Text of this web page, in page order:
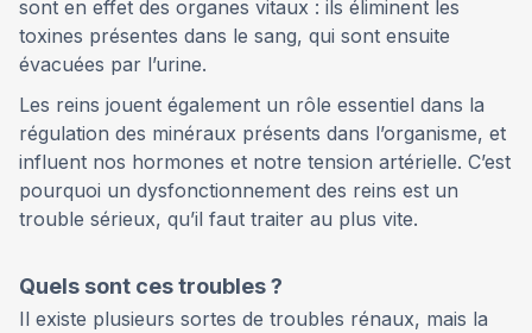
sont en effet des organes vitaux : ils éliminent les
toxines présentes dans le sang, qui sont ensuite
évacuées par l’urine.
Les reins jouent également un rôle essentiel dans la
régulation des minéraux présents dans l’organisme, et
influent nos hormones et notre tension artérielle. C’est
pourquoi un dysfonctionnement des reins est un
trouble sérieux, qu’il faut traiter au plus vite.
Quels sont ces troubles ?
Il existe plusieurs sortes de troubles rénaux, mais la